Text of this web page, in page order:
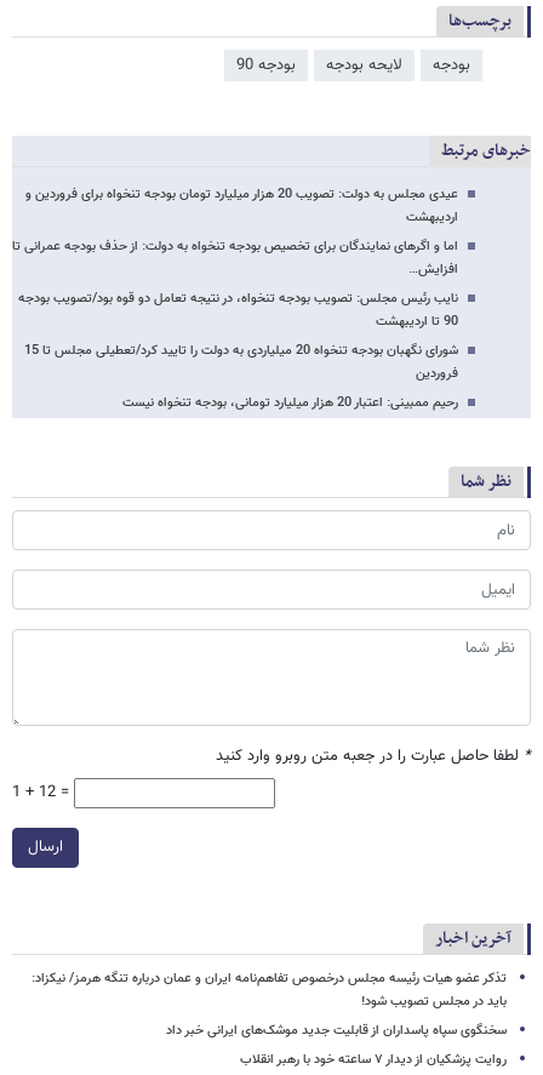
برچسب‌ها
بودجه لایحه بودجه بودجه 90
خبرهای مرتبط
عیدی مجلس به دولت: تصویب 20 هزار میلیارد تومان بودجه تنخواه برای فروردین و
اردیبهشت
اما و اگرهای نمایندگان برای تخصیص بودجه تنخواه به دولت: از حذف بودجه عمرانی تا
افزایش…
نایب رئیس مجلس: تصویب بودجه تنخواه، در نتیجه تعامل دو قوه بود/تصویب بودجه
90 تا اردیبهشت
شورای نگهبان بودجه تنخواه 20 میلیاردی به دولت را تایید کرد/تعطیلی مجلس تا 15
فروردین
رحیم ممبینی: اعتبار 20 هزار میلیارد تومانی، بودجه تنخواه نیست
نظر شما
* لطفا حاصل عبارت را در جعبه متن روبرو وارد کنید
1 + 12 =
ارسال
آخرین اخبار
تذکر عضو هیات رئیسه مجلس درخصوص تفاهم‌نامه ایران و عمان درباره تنگه هرمز/ نیکزاد:
باید در مجلس تصویب شود!
سخنگوی سپاه پاسداران از قابلیت جدید موشک‌های ایرانی خبر داد
روایت پزشکیان از دیدار ۷ ساعته خود با رهبر انقلاب